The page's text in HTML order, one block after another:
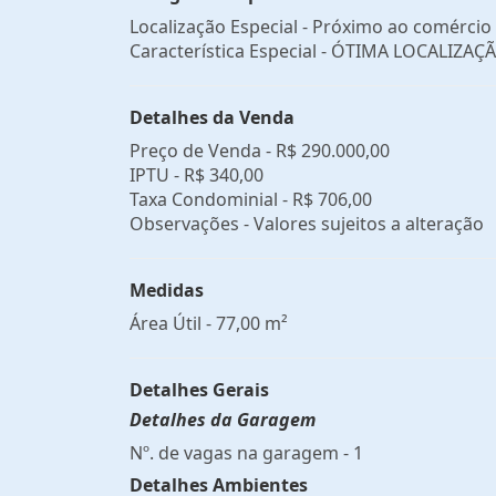
Localização Especial - Próximo ao comércio
Característica Especial - ÓTIMA
Detalhes da Venda
Preço de Venda - R$ 290.000,00
IPTU - R$ 340,00
Taxa Condominial - R$ 706,00
Observações - Valores sujeitos a alteração
Medidas
Área Útil - 77,00 m²
Detalhes Gerais
Detalhes da Garagem
Nº. de vagas na garagem - 1
Detalhes Ambientes